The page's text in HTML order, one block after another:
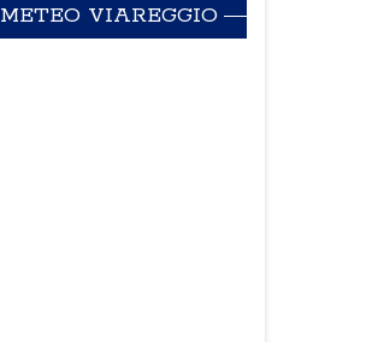
METEO VIAREGGIO